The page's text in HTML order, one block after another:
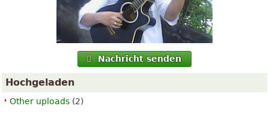
Nachricht senden
Hochgeladen
Other uploads (2)